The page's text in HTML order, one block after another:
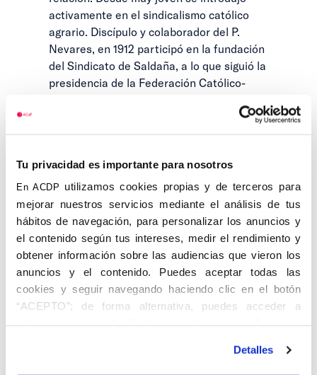
Tu privacidad es importante para nosotros
En ACDP utilizamos cookies propias y de terceros para
mejorar nuestros servicios mediante el análisis de tus
hábitos de navegación, para personalizar los anuncios y
el contenido según tus intereses, medir el rendimiento y
obtener información sobre las audiencias que vieron los
anuncios y el contenido. Puedes aceptar todas las
cookies y seguir navegando haciendo clic en el botón
“ACEPTO”; de forma alternativa, puedes acceder a
información más detallada y cambiar tus preferencias
en el botón "Personalizar". Para más información puedes
Detalles
activamente en el sindicalismo católico
agrario. Discípulo y colaborador del P.
Nevares, en 1912 participó en la fundación
del Sindicato de Saldaña, a lo que siguió la
presidencia de la Federación Católico-
presidencia de la Confederación Nacional
Católico Agraria, ya en 1935. Contribuyó a
de la región palentina con el desarrollo de
la Caja Rural de Ahorros y Préstamos. Fue
vocal de la Junta de Gobierno de Gobierno
de la Confederación Hidrográfica del
Duero, desde la cual desarrolló también
una importante labor social.
Su vocación social y pública le llevó a ser
Alcalde de su localidad adoptiva en
Saldaña (Palencia) y a militar en el partido
agrarista, en el Partido Social Popular y en